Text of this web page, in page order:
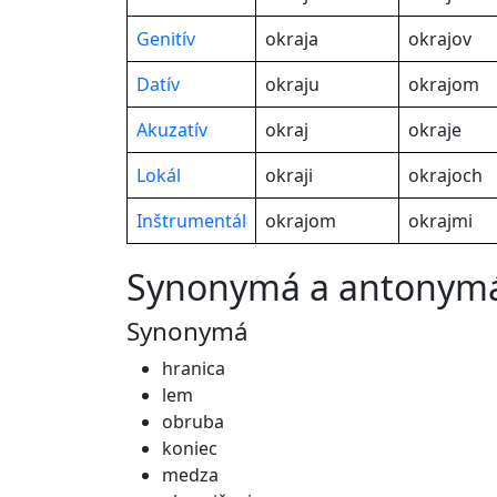
Genitív
okraja
okrajov
Datív
okraju
okrajom
Akuzatív
okraj
okraje
Lokál
okraji
okrajoch
Inštrumentál
okrajom okrajmi
synonymá a
Synonymá
hranica
lem
obruba
koniec
medza